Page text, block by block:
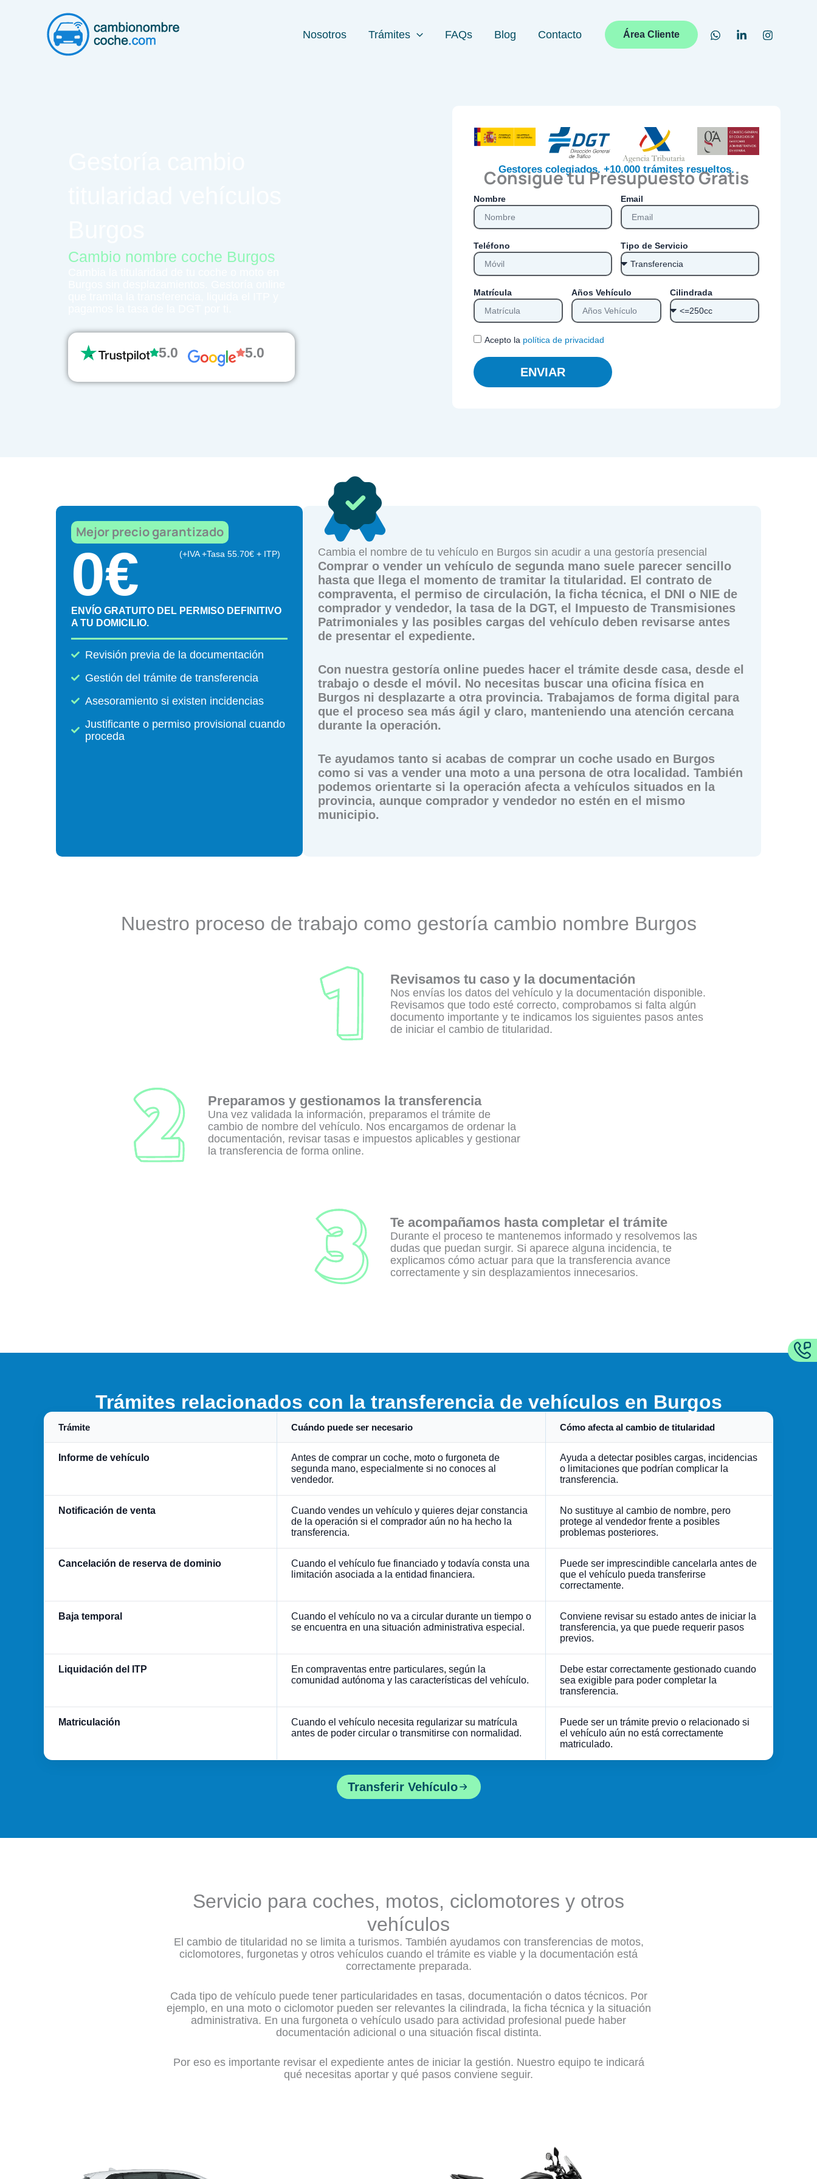
Nosotros Trámites FAQs Blog Contacto Área Cliente
Cambio nombre coche Burgos
5.0 5.0
Gestores colegiados. +10.000 trámites resueltos.
Consigue tu Presupuesto Gratis
Nombre Email
Teléfono Tipo de Servicio
Matrícula Años Vehículo Cilindrada
Acepto la política de privacidad
ENVIAR
Mejor precio garantizado
(+IVA +Tasa 55.70€ + ITP)
0€
ENVÍO GRATUITO DEL PERMISO DEFINITIVO
A TU DOMICILIO.
Revisión previa de la documentación
Gestión del trámite de transferencia
Asesoramiento si existen incidencias
Justificante o permiso provisional cuando
proceda
Cambia el nombre de tu vehículo en Burgos sin acudir a una gestoría presencial
Comprar o vender un vehículo de segunda mano suele parecer sencillo
hasta que llega el momento de tramitar la titularidad. El contrato de
compraventa, el permiso de circulación, la ficha técnica, el DNI o NIE de
comprador y vendedor, la tasa de la DGT, el Impuesto de Transmisiones
Patrimoniales y las posibles cargas del vehículo deben revisarse antes
de presentar el expediente.
Con nuestra gestoría online puedes hacer el trámite desde casa, desde el
trabajo o desde el móvil. No necesitas buscar una oficina física en
Burgos ni desplazarte a otra provincia. Trabajamos de forma digital para
que el proceso sea más ágil y claro, manteniendo una atención cercana
durante la operación.
Te ayudamos tanto si acabas de comprar un coche usado en Burgos
como si vas a vender una moto a una persona de otra localidad. También
podemos orientarte si la operación afecta a vehículos situados en la
provincia, aunque comprador y vendedor no estén en el mismo
municipio.
Nuestro proceso de trabajo como gestoría cambio nombre Burgos
Revisamos tu caso y la documentación
Nos envías los datos del vehículo y la documentación disponible.
Revisamos que todo esté correcto, comprobamos si falta algún
documento importante y te indicamos los siguientes pasos antes
de iniciar el cambio de titularidad.
Preparamos y gestionamos la transferencia
Una vez validada la información, preparamos el trámite de
cambio de nombre del vehículo. Nos encargamos de ordenar la
documentación, revisar tasas e impuestos aplicables y gestionar
la transferencia de forma online.
Te acompañamos hasta completar el trámite
Durante el proceso te mantenemos informado y resolvemos las
dudas que puedan surgir. Si aparece alguna incidencia, te
explicamos cómo actuar para que la transferencia avance
correctamente y sin desplazamientos innecesarios.
Trámites relacionados con la transferencia de vehículos en Burgos
Trámite Cuándo puede ser necesario Cómo afecta al cambio de titularidad
Informe de vehículo
Antes de comprar un coche, moto o furgoneta de
segunda mano, especialmente si no conoces al
vendedor.
Ayuda a detectar posibles cargas, incidencias
o limitaciones que podrían complicar la
transferencia.
Notificación de venta
Cuando vendes un vehículo y quieres dejar constancia
de la operación si el comprador aún no ha hecho la
transferencia.
No sustituye al cambio de nombre, pero
protege al vendedor frente a posibles
problemas posteriores.
Cancelación de reserva de dominio
Cuando el vehículo fue financiado y todavía consta una
limitación asociada a la entidad financiera.
Puede ser imprescindible cancelarla antes de
que el vehículo pueda transferirse
correctamente.
Baja temporal
Cuando el vehículo no va a circular durante un tiempo o
se encuentra en una situación administrativa especial.
Conviene revisar su estado antes de iniciar la
transferencia, ya que puede requerir pasos
previos.
Liquidación del ITP
En compraventas entre particulares, según la
comunidad autónoma y las características del vehículo.
Debe estar correctamente gestionado cuando
sea exigible para poder completar la
transferencia.
Matriculación
Cuando el vehículo necesita regularizar su matrícula
antes de poder circular o transmitirse con normalidad.
Puede ser un trámite previo o relacionado si
el vehículo aún no está correctamente
matriculado.
Transferir Vehículo
Servicio para coches, motos, ciclomotores y otros
vehículos
El cambio de titularidad no se limita a turismos. También ayudamos con transferencias de motos,
ciclomotores, furgonetas y otros vehículos cuando el trámite es viable y la documentación está
correctamente preparada.
Cada tipo de vehículo puede tener particularidades en tasas, documentación o datos técnicos. Por
ejemplo, en una moto o ciclomotor pueden ser relevantes la cilindrada, la ficha técnica y la situación
administrativa. En una furgoneta o vehículo usado para actividad profesional puede haber
documentación adicional o una situación fiscal distinta.
Por eso es importante revisar el expediente antes de iniciar la gestión. Nuestro equipo te indicará
qué necesitas aportar y qué pasos conviene seguir.